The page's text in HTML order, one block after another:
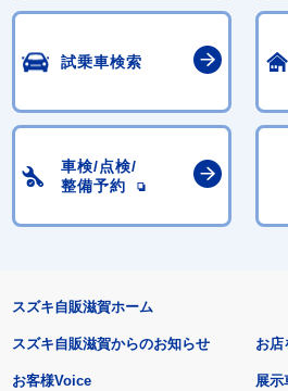
試乗車検索
車検/点検/
整備予約
スズキ自販滋賀ホーム
スズキ自販滋賀からのお知らせ
お客様Voice
お店
展示